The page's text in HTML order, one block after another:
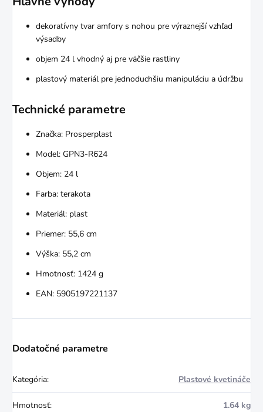
dekoratívny tvar amfory s nohou pre výraznejší vzhľad
výsadby
objem 24 l vhodný aj pre väčšie rastliny
plastový materiál pre jednoduchšiu manipuláciu a údržbu
Technické parametre
Značka: Prosperplast
Model: GPN3-R624
Objem: 24 l
Farba: terakota
Materiál: plast
Priemer: 55,6 cm
Výška: 55,2 cm
Hmotnosť: 1424 g
EAN: 5905197221137
Dodatočné parametre
Kategória: Plastové kvetináče
Hmotnosť: 1.64 kg